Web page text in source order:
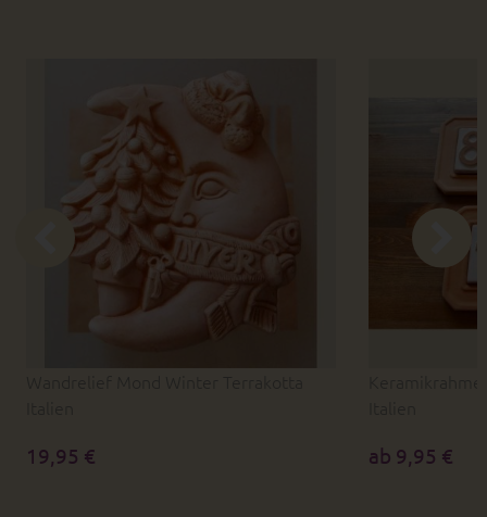
19,95 € ab 9,95 €